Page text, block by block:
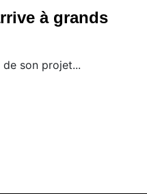
à grands
son projet...